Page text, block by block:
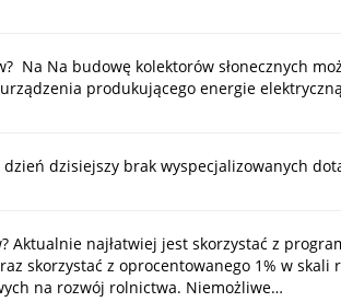
Na Na budowę kolektorów słonecznych
produkującego energie
dzisiejszy brak wyspecjalizowanych
Aktualnie najłatwiej jest skorzystać z
skorzystać z oprocentowanego 1% w
na rozwój rolnictwa. Niemożliwe…